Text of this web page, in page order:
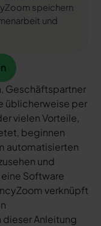
speichern
und
Geschäftspartner
üblicherweise per
vielen Vorteile,
beginnen
automatisierten
und
Software
verknüpft
Anleitung